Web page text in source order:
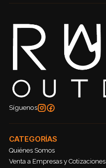
Síguenos
CATEGORÍAS
Quiénes Somos
Venta a Empresas y Cotizaciones